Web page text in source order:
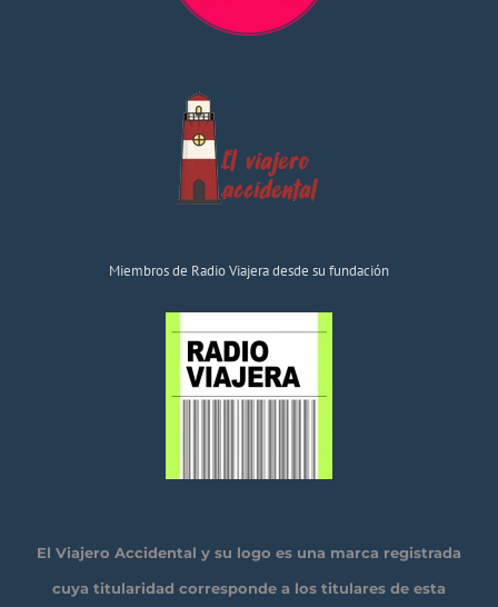
Miembros de Radio Viajera desde su fundación
El Viajero Accidental y su logo es una marca registrada
cuya titularidad corresponde a los titulares de esta